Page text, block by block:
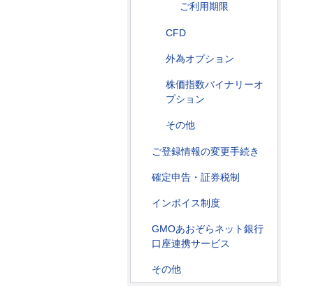
ご利用期限
CFD
外為オプション
株価指数バイナリーオ
プション
その他
ご登録情報の変更手続き
確定申告・証券税制
インボイス制度
GMOあおぞらネット銀行
口座連携サービス
その他